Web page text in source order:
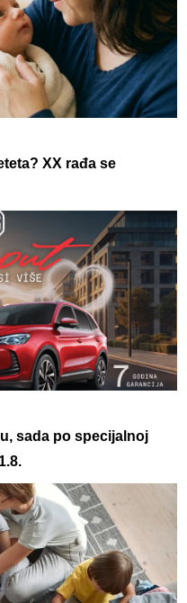
XX rađa se
sada po specijalnoj